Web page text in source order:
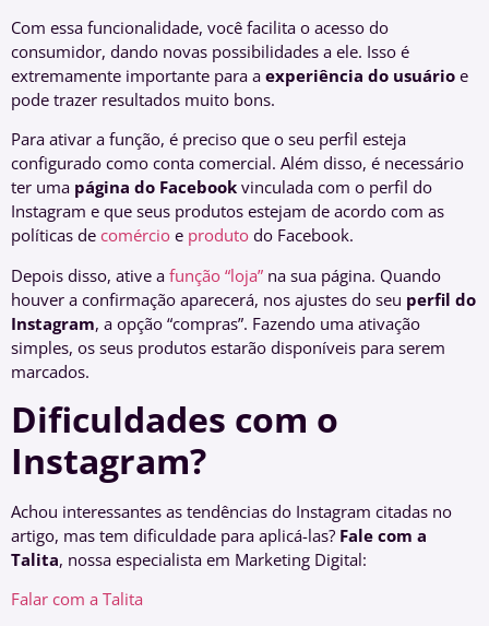
Com essa funcionalidade, você facilita o acesso do
consumidor, dando novas possibilidades a ele. Isso é
extremamente importante para a experiência do usuário e
pode trazer resultados muito bons.
Para ativar a função, é preciso que o seu perfil esteja
configurado como conta comercial. Além disso, é necessário
ter uma página do Facebook vinculada com o perfil do
Instagram e que seus produtos estejam de acordo com as
políticas de comércio e produto do Facebook.
Depois disso, ative a função “loja” na sua página. Quando
houver a confirmação aparecerá, nos ajustes do seu perfil do
Instagram, a opção “compras”. Fazendo uma ativação
simples, os seus produtos estarão disponíveis para serem
marcados.
Dificuldades com o
Instagram?
Achou interessantes as tendências do Instagram citadas no
artigo, mas tem dificuldade para aplicá-las? Fale com a
Talita, nossa especialista em Marketing Digital:
Falar com a Talita